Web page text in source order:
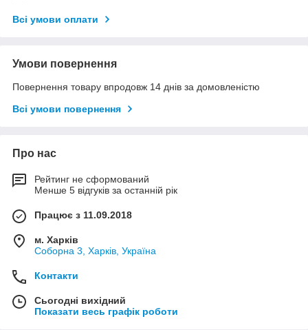
Всі умови оплати
Умови повернення
Повернення товару впродовж 14 днів за домовленістю
Всі умови повернення
Про нас
Рейтинг не сформований
Менше 5 відгуків за останній рік
Працює з 11.09.2018
м. Харків
Соборна 3, Харків, Україна
Контакти
Сьогодні вихідний
Показати весь графік роботи